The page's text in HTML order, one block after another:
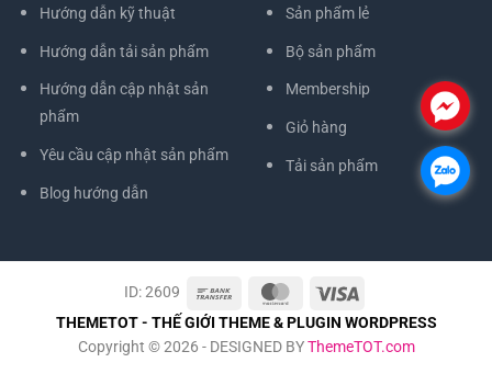
Hướng dẫn kỹ thuật
Hướng dẫn tải sản phẩm
Hướng dẫn cập nhật sản
phẩm
Yêu cầu cập nhật sản phẩm
Blog hướng dẫn
Sản phẩm lẻ
Bộ sản phẩm
Membership
Giỏ hàng
Tải sản phẩm
ID: 2609
THEMETOT - THẾ GIỚI THEME & PLUGIN WORDPRESS
Copyright © 2026 - DESIGNED BYThemeTOT.com
.
.